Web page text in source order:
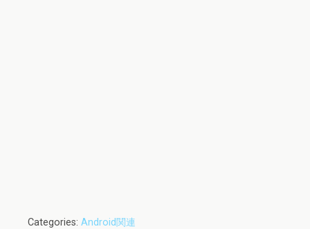
Categories: Android関連